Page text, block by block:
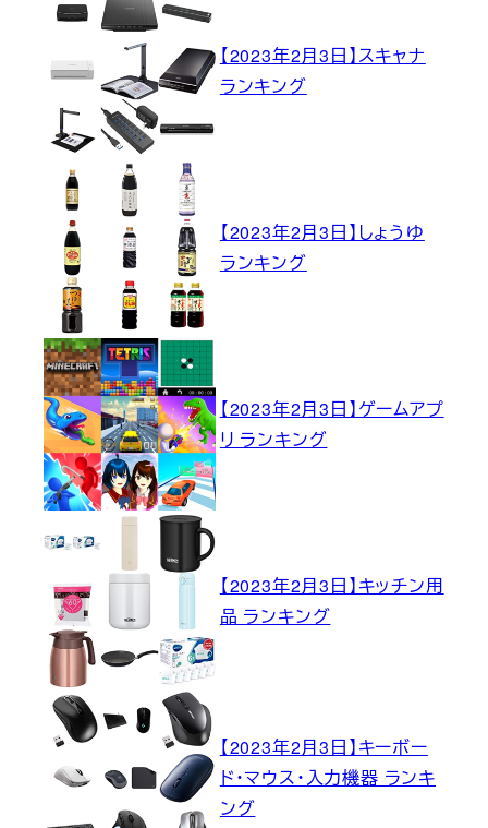
【2023年2月3日】スキャナ
ランキング
【2023年2月3日】しょうゆ
ランキング
【2023年2月3日】ゲームアプ
リ ランキング
【2023年2月3日】キッチン用
品 ランキング
【2023年2月3日】キーボー
ド・マウス・入力機器 ランキ
ング